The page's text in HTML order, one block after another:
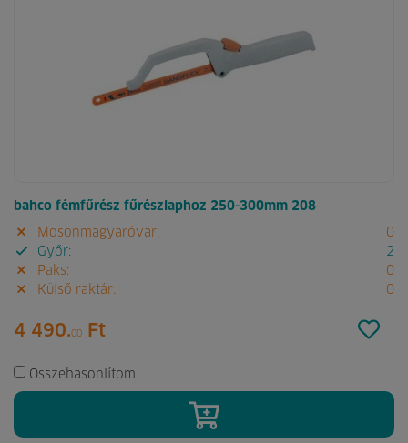
bahco fémfűrész fűrészlaphoz 250-300mm 208
Mosonmagyaróvár:
0
Győr:
2
Paks:
0
Külső raktár:
0
4 490.00 Ft
Összehasonlítom